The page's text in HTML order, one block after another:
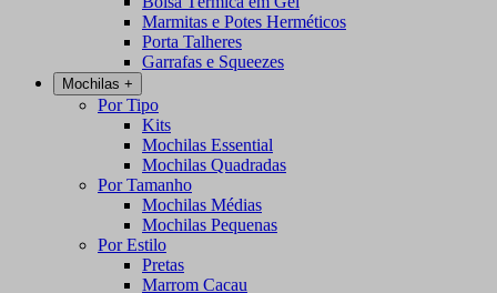
Marmitas e Potes Herméticos
Porta Talheres
Garrafas e Squeezes
Mochilas +
Por Tipo
Kits
Mochilas Essential
Mochilas Quadradas
Por Tamanho
Mochilas Médias
Mochilas Pequenas
Por Estilo
Pretas
Marrom Cacau